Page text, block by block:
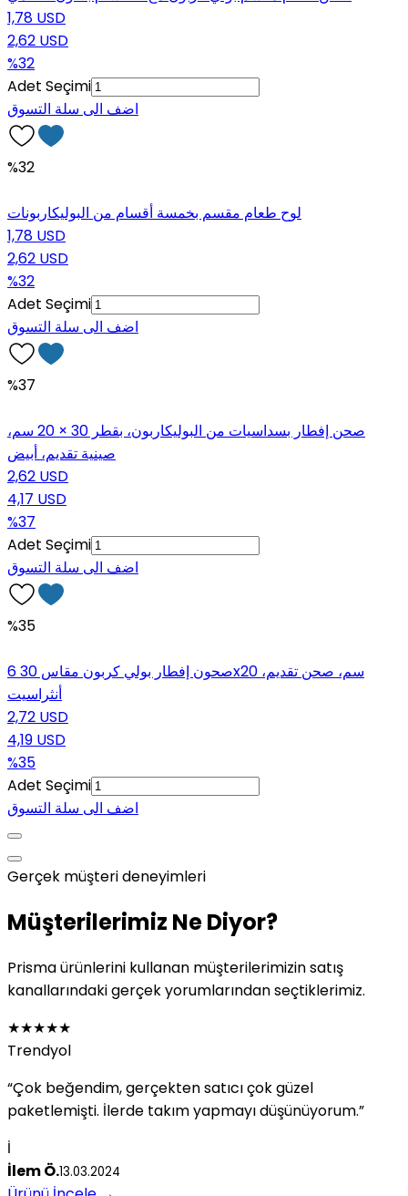
1,78 USD
2,62 USD
%32
Adet Seçimi
اضف الى سلة التسوق
%32
لوح طعام مقسم بخمسة أقسام من البوليكاربونات
1,78 USD
2,62 USD
%32
Adet Seçimi
اضف الى سلة التسوق
%37
صحن إفطار بسداسيات من البوليكاربون، بقطر 30 × 20 سم،
صينية تقديم، أبيض
2,62 USD
4,17 USD
%37
Adet Seçimi
اضف الى سلة التسوق
%35
6 صحون إفطار بولي كربون مقاس 30x20 سم، صحن تقديم،
أنثراسيت
2,72 USD
4,19 USD
%35
Adet Seçimi
اضف الى سلة التسوق
Gerçek müşteri deneyimleri
Müşterilerimiz Ne Diyor?
Prisma ürünlerini kullanan müşterilerimizin satış
kanallarındaki gerçek yorumlarından seçtiklerimiz.
★★★★★
Trendyol
“Çok beğendim, gerçekten satıcı çok güzel
paketlemişti. İlerde takım yapmayı düşünüyorum.”
İ
İlem Ö.13.03.2024